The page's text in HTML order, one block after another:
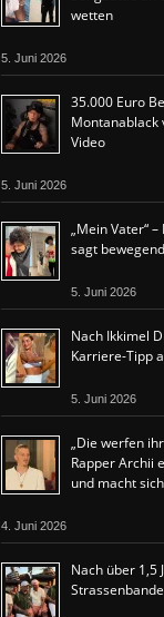
wetten
5. Juni 2026
35.000 Euro
Video
5. Juni 2026
„Mein Vater“
sagt
5. Juni 2026
Nach Ikkimel
Karriere-Tipp
5. Juni 2026
„Die werfen
Rapper Archii
und macht
4. Juni 2026
Nach über 1,5